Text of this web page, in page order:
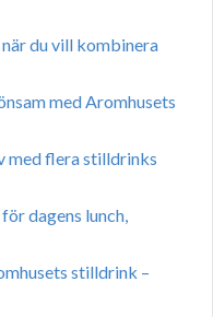
du vill kombinera
med Aromhusets
med flera stilldrinks
dagens lunch,
stilldrink –